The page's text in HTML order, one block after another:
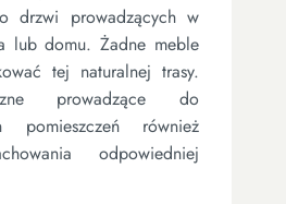
drzwi prowadzących w
lub domu. Żadne meble
tej naturalnej trasy.
prowadzące do
pomieszczeń również
odpowiedniej